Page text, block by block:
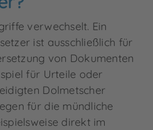
verwechselt. Ein
ist ausschließlich für
von Dokumenten
für Urteile oder
Dolmetscher
für die mündliche
direkt im